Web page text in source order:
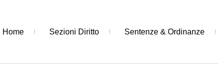
Home Sezioni Diritto Sentenze & Ordinanze